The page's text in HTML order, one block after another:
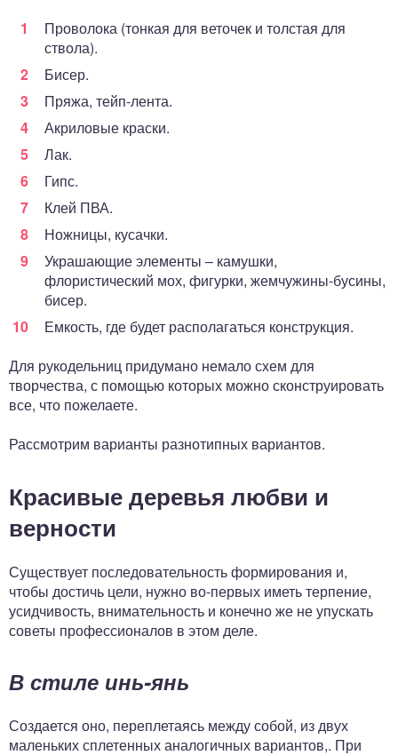
Проволока (тонкая для веточек и толстая для
ствола).
Бисер.
Пряжа, тейп-лента.
Акриловые краски.
Лак.
Гипс.
Клей ПВА.
Ножницы, кусачки.
Украшающие элементы – камушки,
флористический мох, фигурки, жемчужины-бусины,
бисер.
Емкость, где будет располагаться конструкция.
Для рукодельниц придумано немало схем для
творчества, с помощью которых можно сконструировать
все, что пожелаете.
Рассмотрим варианты разнотипных вариантов.
Красивые деревья любви и
верности
Существует последовательность формирования и,
чтобы достичь цели, нужно во-первых иметь терпение,
усидчивость, внимательность и конечно же не упускать
советы профессионалов в этом деле.
В стиле инь-янь
Создается оно, переплетаясь между собой, из двух
маленьких сплетенных аналогичных вариантов,. При